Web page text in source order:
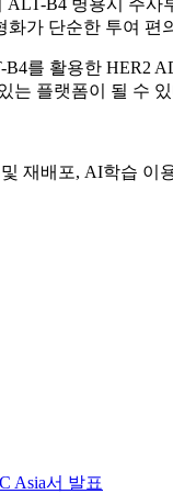
화가 단순한 투여
를 활용한 HER2
는 플랫폼이 될 수
재배포, AI학습 이
Asia서 발표